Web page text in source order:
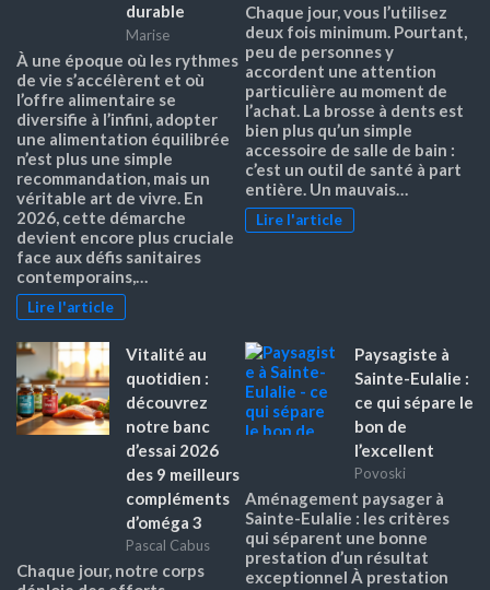
durable
Marise
À une époque où les rythmes
de vie s’accélèrent et où
l’offre alimentaire se
diversifie à l’infini, adopter
une alimentation équilibrée
n’est plus une simple
recommandation, mais un
véritable art de vivre. En
2026, cette démarche
devient encore plus cruciale
face aux défis sanitaires
contemporains,…
Lire l'article
Chaque jour, vous l’utilisez
deux fois minimum. Pourtant,
peu de personnes y
accordent une attention
particulière au moment de
l’achat. La brosse à dents est
bien plus qu’un simple
accessoire de salle de bain :
c’est un outil de santé à part
entière. Un mauvais…
Lire l'article
Vitalité au
quotidien :
découvrez
notre banc
d’essai 2026
des 9 meilleurs
compléments
d’oméga 3
Pascal Cabus
Chaque jour, notre corps
Paysagiste à
Sainte-Eulalie :
ce qui sépare le
bon de
l’excellent
Povoski
Aménagement paysager à
Sainte-Eulalie : les critères
qui séparent une bonne
prestation d’un résultat
exceptionnel À prestation